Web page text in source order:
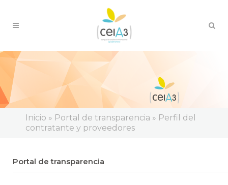
Inicio » Portal de transparencia » Perfil del
contratante y proveedores
Portal de transparencia